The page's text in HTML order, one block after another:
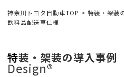
神奈川トヨタ自動車TOP > 特装・架装
飲料品配送車仕様
特装・架装の導入事例
Design®